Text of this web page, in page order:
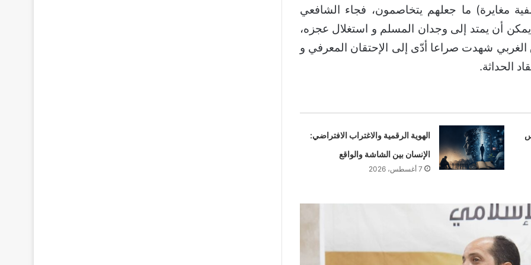
مغايرة) ما جعلهم يتخاصمون، فجاء الشافعي
أن يمتد إلى وجدان المسلم و استغلال عجزه،
شهدت صراعا أدّى إلى الإحتقان المعرفي و
الحداثة.
الهوية الرقمية والاغتراب الافتراضي:
الإنسان بين الشاشة والواقع
7 أغسطس، 2026